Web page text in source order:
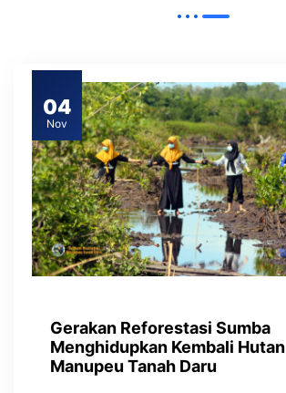
04
Nov
Gerakan Reforestasi Sumba
Menghidupkan Kembali Hutan
Manupeu Tanah Daru